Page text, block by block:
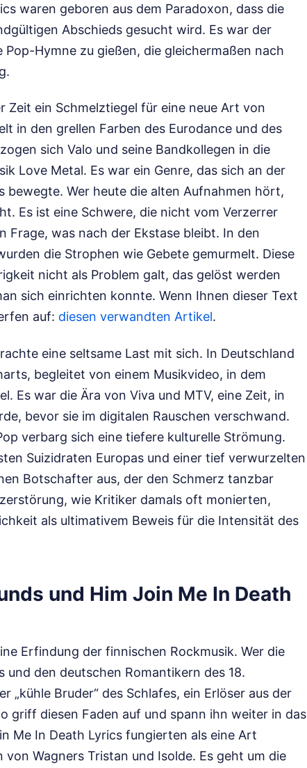
waren geboren aus dem Paradoxon, dass die
Abschieds gesucht wird. Es war der
Pop-Hymne zu gießen, die gleichermaßen nach
Zeit ein Schmelztiegel für eine neue Art von
in den grellen Farben des Eurodance und des
sich Valo und seine Bandkollegen in die
Love Metal. Es war ein Genre, das sich an der
bewegte. Wer heute die alten Aufnahmen hört,
Es ist eine Schwere, die nicht vom Verzerrer
Frage, was nach der Ekstase bleibt. In den
die Strophen wie Gebete gemurmelt. Diese
nicht als Problem galt, das gelöst werden
sich einrichten konnte. Wenn Ihnen dieser Text
auf: diesen verwandten Artikel.
eine seltsame Last mit sich. In Deutschland
begleitet von einem Musikvideo, in dem
Es war die Ära von Viva und MTV, eine Zeit, in
bevor sie im digitalen Rauschen verschwand.
verbarg sich eine tiefere kulturelle Strömung.
Suizidraten Europas und einer tief verwurzelten
Botschafter aus, der den Schmerz tanzbar
wie Kritiker damals oft monierten,
als ultimativem Beweis für die Intensität des
und Him Join Me In Death
Erfindung der finnischen Rockmusik. Wer die
und den deutschen Romantikern des 18.
Bruder“ des Schlafes, ein Erlöser aus der
griff diesen Faden auf und spann ihn weiter in das
Me In Death Lyrics fungierten als eine Art
Wagners Tristan und Isolde. Es geht um die